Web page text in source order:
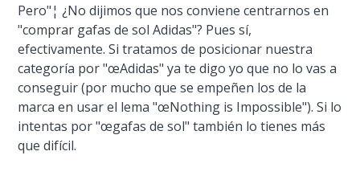
Pero"¦ ¿No dijimos que nos conviene centrarnos en
"comprar gafas de sol Adidas"? Pues sí­,
efectivamente. Si tratamos de posicionar nuestra
categorí­a por "œAdidas" ya te digo yo que no lo vas a
conseguir (por mucho que se empeñen los de la
marca en usar el lema"œNothing is Impossible"). Si lo
intentas por "œgafas de sol" también lo tienes más
que difí­cil.